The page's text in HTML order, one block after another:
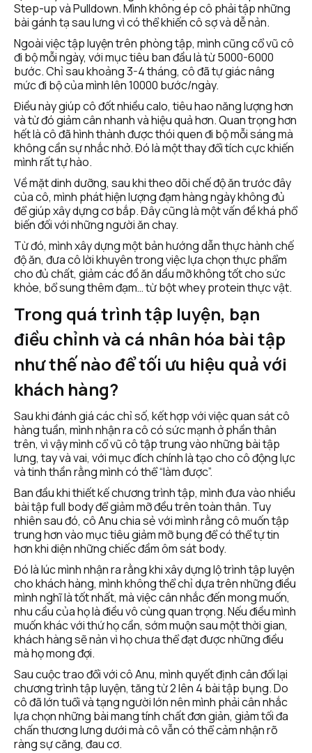
Step-up và Pulldown. Mình không ép cô phải tập những
bài gánh tạ sau lưng vì có thể khiến cô sợ và dễ nản.
Ngoài việc tập luyện trên phòng tập, mình cũng cổ vũ cô
đi bộ mỗi ngày, với mục tiêu ban đầu là từ 5000-6000
bước. Chỉ sau khoảng 3-4 tháng, cô đã tự giác nâng
mức đi bộ của mình lên 10000 bước/ngày.
Điều này giúp cô đốt nhiều calo, tiêu hao năng lượng hơn
và từ đó giảm cân nhanh và hiệu quả hơn. Quan trọng hơn
hết là cô đã hình thành được thói quen đi bộ mỗi sáng mà
không cần sự nhắc nhở. Đó là một thay đổi tích cực khiến
mình rất tự hào.
Về mặt dinh dưỡng, sau khi theo dõi chế độ ăn trước đây
của cô, mình phát hiện lượng đạm hàng ngày không đủ
để giúp xây dựng cơ bắp. Đây cũng là một vấn đề khá phổ
biến đối với những người ăn chay.
Từ đó, mình xây dựng một bản hướng dẫn thực hành chế
độ ăn, đưa cô lời khuyên trong việc lựa chọn thực phẩm
cho đủ chất, giảm các đồ ăn dầu mỡ không tốt cho sức
khỏe, bổ sung thêm đạm… từ bột whey protein thực vật.
Trong quá trình tập luyện, bạn
điều chỉnh và cá nhân hóa bài tập
như thế nào để tối ưu hiệu quả với
khách hàng?
Sau khi đánh giá các chỉ số, kết hợp với việc quan sát cô
hàng tuần, mình nhận ra cô có sức mạnh ở phần thân
trên, vì vậy mình cổ vũ cô tập trung vào những bài tập
lưng, tay và vai, với mục đích chính là tạo cho cô động lực
và tinh thần rằng mình có thể “làm được”.
Ban đầu khi thiết kế chương trình tập, mình đưa vào nhiều
bài tập full body để giảm mỡ đều trên toàn thân. Tuy
nhiên sau đó, cô Anu chia sẻ với mình rằng cô muốn tập
trung hơn vào mục tiêu giảm mỡ bụng để có thể tự tin
hơn khi diện những chiếc đầm ôm sát body.
Đó là lúc mình nhận ra rằng khi xây dựng lộ trình tập luyện
cho khách hàng, mình không thể chỉ dựa trên những điều
mình nghĩ là tốt nhất, mà việc cân nhắc đến mong muốn,
nhu cầu của họ là điều vô cùng quan trọng. Nếu điều mình
muốn khác với thứ họ cần, sớm muộn sau một thời gian,
khách hàng sẽ nản vì họ chưa thể đạt được những điều
mà họ mong đợi.
Sau cuộc trao đổi với cô Anu, mình quyết định cân đối lại
chương trình tập luyện, tăng từ 2 lên 4 bài tập bụng. Do
cô đã lớn tuổi và tạng người lớn nên mình phải cân nhắc
lựa chọn những bài mang tính chất đơn giản, giảm tối đa
chấn thương lưng dưới mà cô vẫn có thể cảm nhận rõ
ràng sự căng, đau cơ.